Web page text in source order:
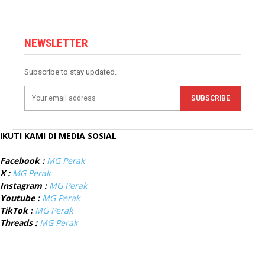
NEWSLETTER
Subscribe to stay updated.
SUBSCRIBE
IKUTI KAMI DI MEDIA SOSIAL
Facebook : MG Perak
X : MG Perak
Instagram : MG Perak
Youtube : MG Perak
TikTok : MG Perak
Threads : MG Perak